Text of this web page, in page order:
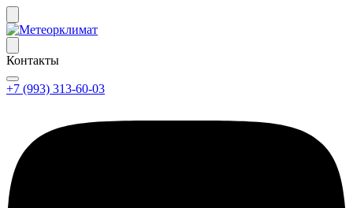
Контакты
+7 (993) 313-60-03